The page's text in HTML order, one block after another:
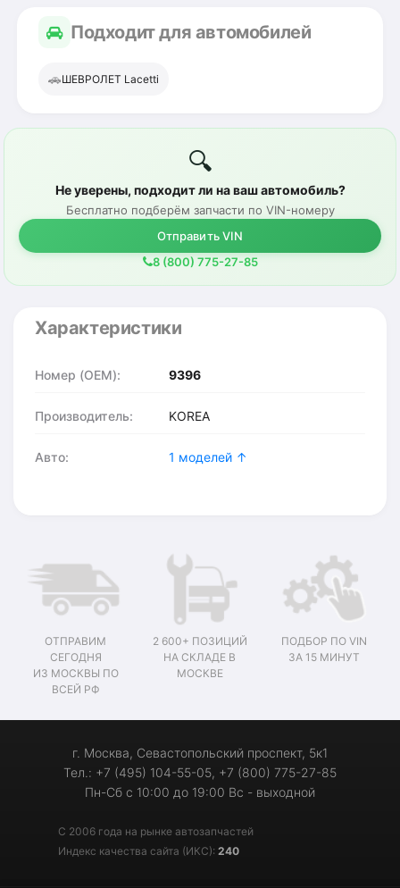
Подходит для автомобилей
🚗ШЕВРОЛЕТ Lacetti
🔍
Не уверены, подходит ли на ваш автомобиль?
Бесплатно подберём запчасти по VIN-номеру
Отправить VIN
8 (800) 775-27-85
Характеристики
Номер (OEM): 9396
Производитель: KOREA
Авто: 1 моделей ↑
ОТПРАВИМ
СЕГОДНЯ
ИЗ МОСКВЫ ПО
ВСЕЙ РФ
2 600+ ПОЗИЦИЙ
НА СКЛАДЕ В
МОСКВЕ
ПОДБОР ПО VIN
ЗА 15 МИНУТ
г. Москва, Севастопольский проспект, 5к1
Тел.: +7 (495) 104-55-05, +7 (800) 775-27-85
Пн-Сб с 10:00 до 19:00 Вс - выходной
С 2006 года на рынке автозапчастей
Индекс качества сайта (ИКС): 240